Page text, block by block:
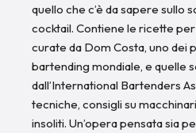
quello che c’è da sapere sullo
cocktail. Contiene le ricette
curate da Dom Costa, uno dei
bartending mondiale, e quelle
dall’International Bartenders
tecniche, consigli su
insoliti. Un’opera pensata sia